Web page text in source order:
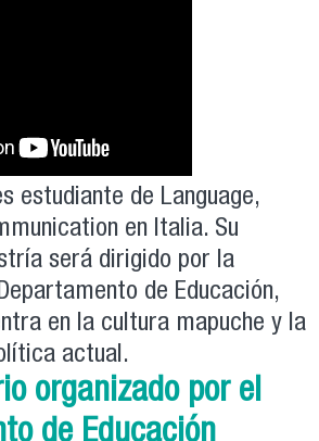
estudiante de Language,
en Italia. Su
será dirigido por la
de Educación,
en la cultura mapuche y la
actual.
organizado por el